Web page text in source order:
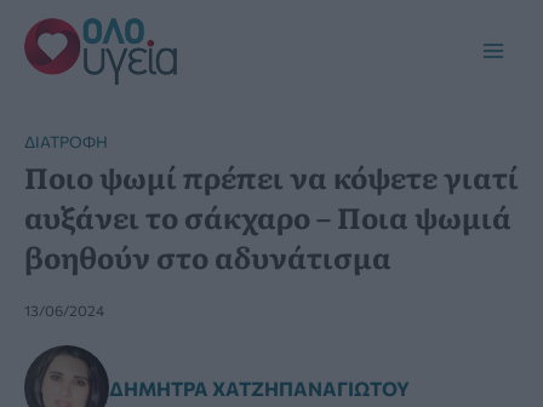
Μετάβαση
στο
περιεχόμενο
ΔΙΑΤΡΟΦΉ
Ποιο ψωμί πρέπει να κόψετε γιατί
αυξάνει το σάκχαρο – Ποια ψωμιά
βοηθούν στο αδυνάτισμα
13/06/2024
ΔΉΜΗΤΡΑ ΧΑΤΖΗΠΑΝΑΓΙΏΤΟΥ